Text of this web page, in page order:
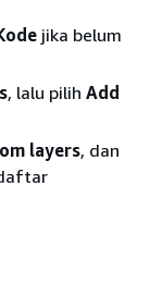
jika belum
, lalu pilih Add
layers, dan